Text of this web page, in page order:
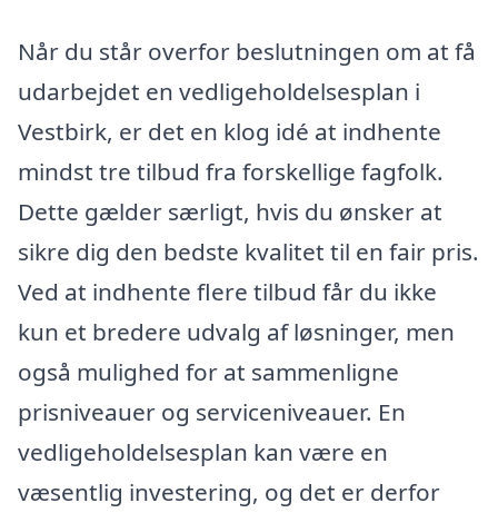
Når du står overfor beslutningen om at få
udarbejdet en vedligeholdelsesplan i
Vestbirk, er det en klog idé at indhente
mindst tre tilbud fra forskellige fagfolk.
Dette gælder særligt, hvis du ønsker at
sikre dig den bedste kvalitet til en fair pris.
Ved at indhente flere tilbud får du ikke
kun et bredere udvalg af løsninger, men
også mulighed for at sammenligne
prisniveauer og serviceniveauer. En
vedligeholdelsesplan kan være en
væsentlig investering, og det er derfor